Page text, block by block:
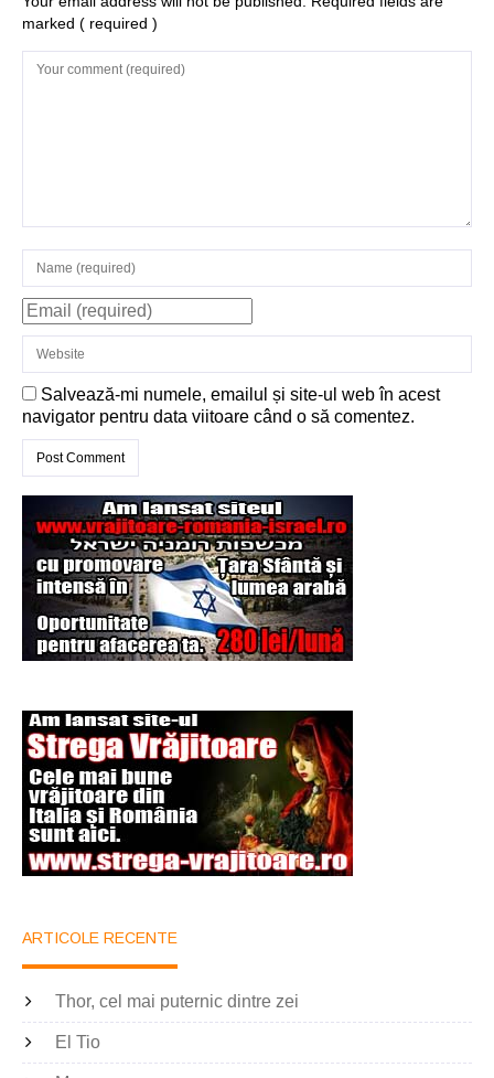
Structurile
enigmatice de la
marked ( required )
Salvează-mi numele, emailul și site-ul web în acest
navigator pentru data viitoare când o să comentez.
ARTICOLE RECENTE
Thor, cel mai puternic dintre zei
El Tio